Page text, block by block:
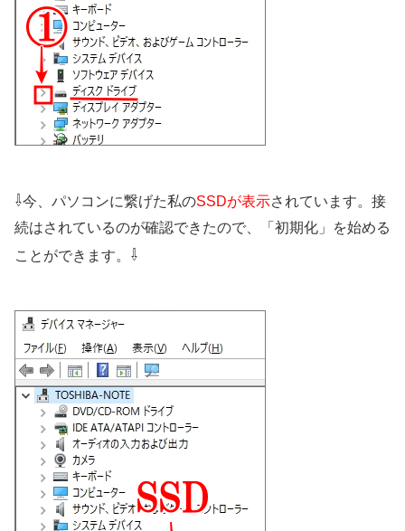
⇩今、パソコンに繋げた私のSSDが表示されています。接
続はされているのが確認できたので、「初期化」を始める
ことができます。 ⇩